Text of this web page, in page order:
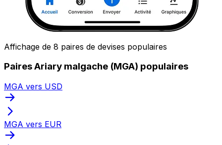
Affichage de 8 paires de devises populaires
Paires Ariary malgache (MGA) populaires
MGA vers USD
MGA vers EUR